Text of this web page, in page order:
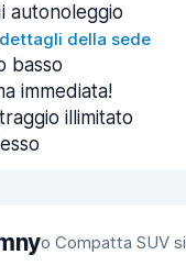
autonoleggio
della sede
basso
immediata!
illimitato
o Compatta SUV